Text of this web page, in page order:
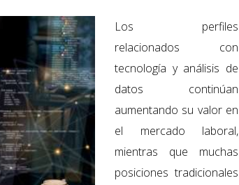
Los perfiles
relacionados con
tecnología y análisis de
datos continúan
aumentando su valor en
el mercado laboral,
mientras que muchas
posiciones tradicionales